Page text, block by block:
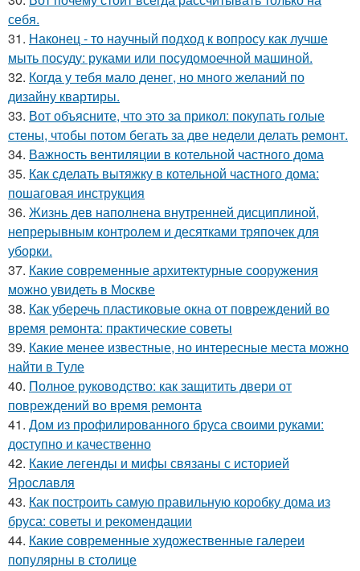
себя.
31. Наконец - то научный подход к вопросу как лучше
мыть посуду: руками или посудомоечной машиной.
32. Когда у тебя мало денег, но много желаний по
дизайну квартиры.
33. Вот объясните, что это за прикол: покупать голые
стены, чтобы потом бегать за две недели делать ремонт.
34. Важность вентиляции в котельной частного дома
35. Как сделать вытяжку в котельной частного дома:
пошаговая инструкция
36. Жизнь дев наполнена внутренней дисциплиной,
непрерывным контролем и десятками тряпочек для
уборки.
37. Какие современные архитектурные сооружения
можно увидеть в Москве
38. Как уберечь пластиковые окна от повреждений во
время ремонта: практические советы
39. Какие менее известные, но интересные места можно
найти в Туле
40. Полное руководство: как защитить двери от
повреждений во время ремонта
41. Дом из профилированного бруса своими руками:
доступно и качественно
42. Какие легенды и мифы связаны с историей
Ярославля
43. Как построить самую правильную коробку дома из
бруса: советы и рекомендации
44. Какие современные художественные галереи
популярны в столице